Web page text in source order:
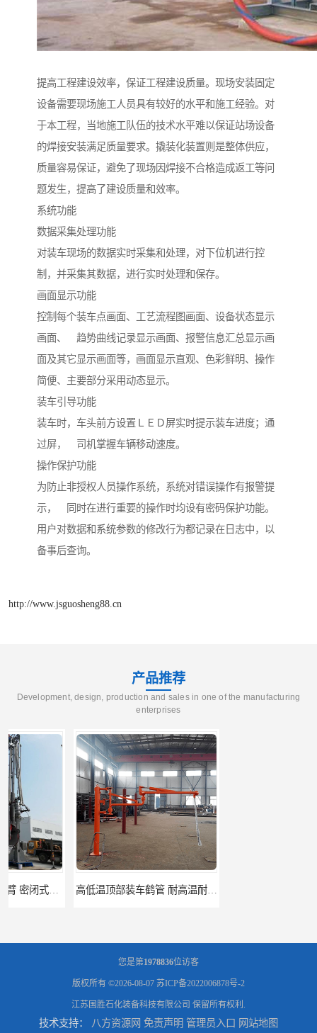
提高工程建设效率，保证工程建设质量。现场安装固定
设备需要现场施工人员具有较好的水平和施工经验。对
于本工程，当地施工队伍的技术水平难以保证站场设备
的焊接安装满足质量要求。撬装化装置则是整体供应，
质量容易保证，避免了现场因焊接不合格造成返工等问
题发生，提高了建设质量和效率。
系统功能
数据采集处理功能
对装车现场的数据实时采集和处理，对下位机进行控
制，并采集其数据，进行实时处理和保存。
画面显示功能
控制每个装车点画面、工艺流程图画面、设备状态显示
画面、 趋势曲线记录显示画面、报警信息汇总显示画
面及其它显示画面等，画面显示直观、色彩鲜明、操作
简便、主要部分采用动态显示。
装车引导功能
装车时，车头前方设置ＬＥＤ屏实时提示装车进度；通
过屏， 司机掌握车辆移动速度。
操作保护功能
为防止非授权人员操作系统，系统对错误操作有报警提
示， 同时在进行重要的操作时均设有密码保护功能。
用户对数据和系统参数的修改行为都记录在日志中，以
备事后查询。
http://www.jsguosheng88.cn
产品推荐
Development, design, production and sales in one of the manufacturing
enterprises
高低温顶部装车鹤管 耐高温耐高压耐腐蚀 鹤管_鹤管销售_鹤管供应商
您是第1978836位访客
版权所有 ©2026-08-07 苏ICP备2022006878号-2
江苏国胜石化装备科技有限公司 保留所有权利.
技术支持： 八方资源网 免责声明 管理员入口 网站地图